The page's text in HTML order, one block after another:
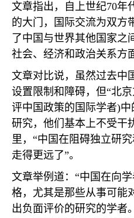
文章指出，自上世纪70年
的大门，国际交流为双
了中国与世界其他国家
社会、经济和政治关系方
文章对比说，虽然过去中
设置限制和障碍，但“北
评中国政策的国际学者)中
研究，他们基本上不受干
里，“中国在阻碍独立研
走得更远了”。
文章举例道：“中国在向
格，尤其是那些从事可能
出负面评价的研究的学者